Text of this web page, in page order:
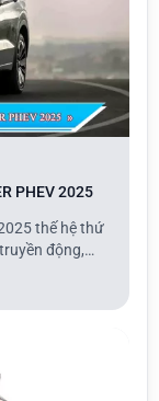
PHEV 2025
thế hệ thứ
động,
gầm cao cỡ C
Bản vào